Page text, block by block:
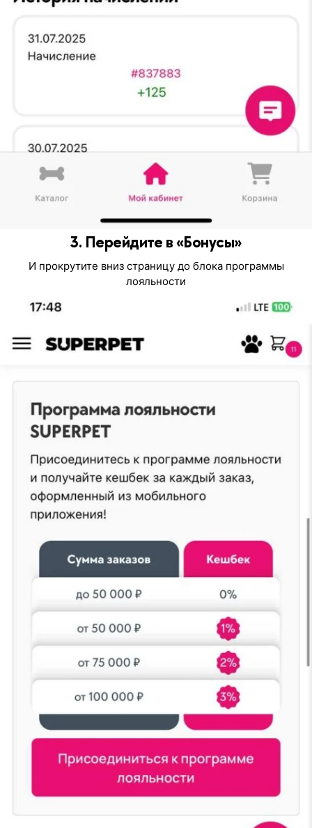
3. Перейдите в «Бонусы»
И прокрутите вниз страницу до блока программы
лояльности